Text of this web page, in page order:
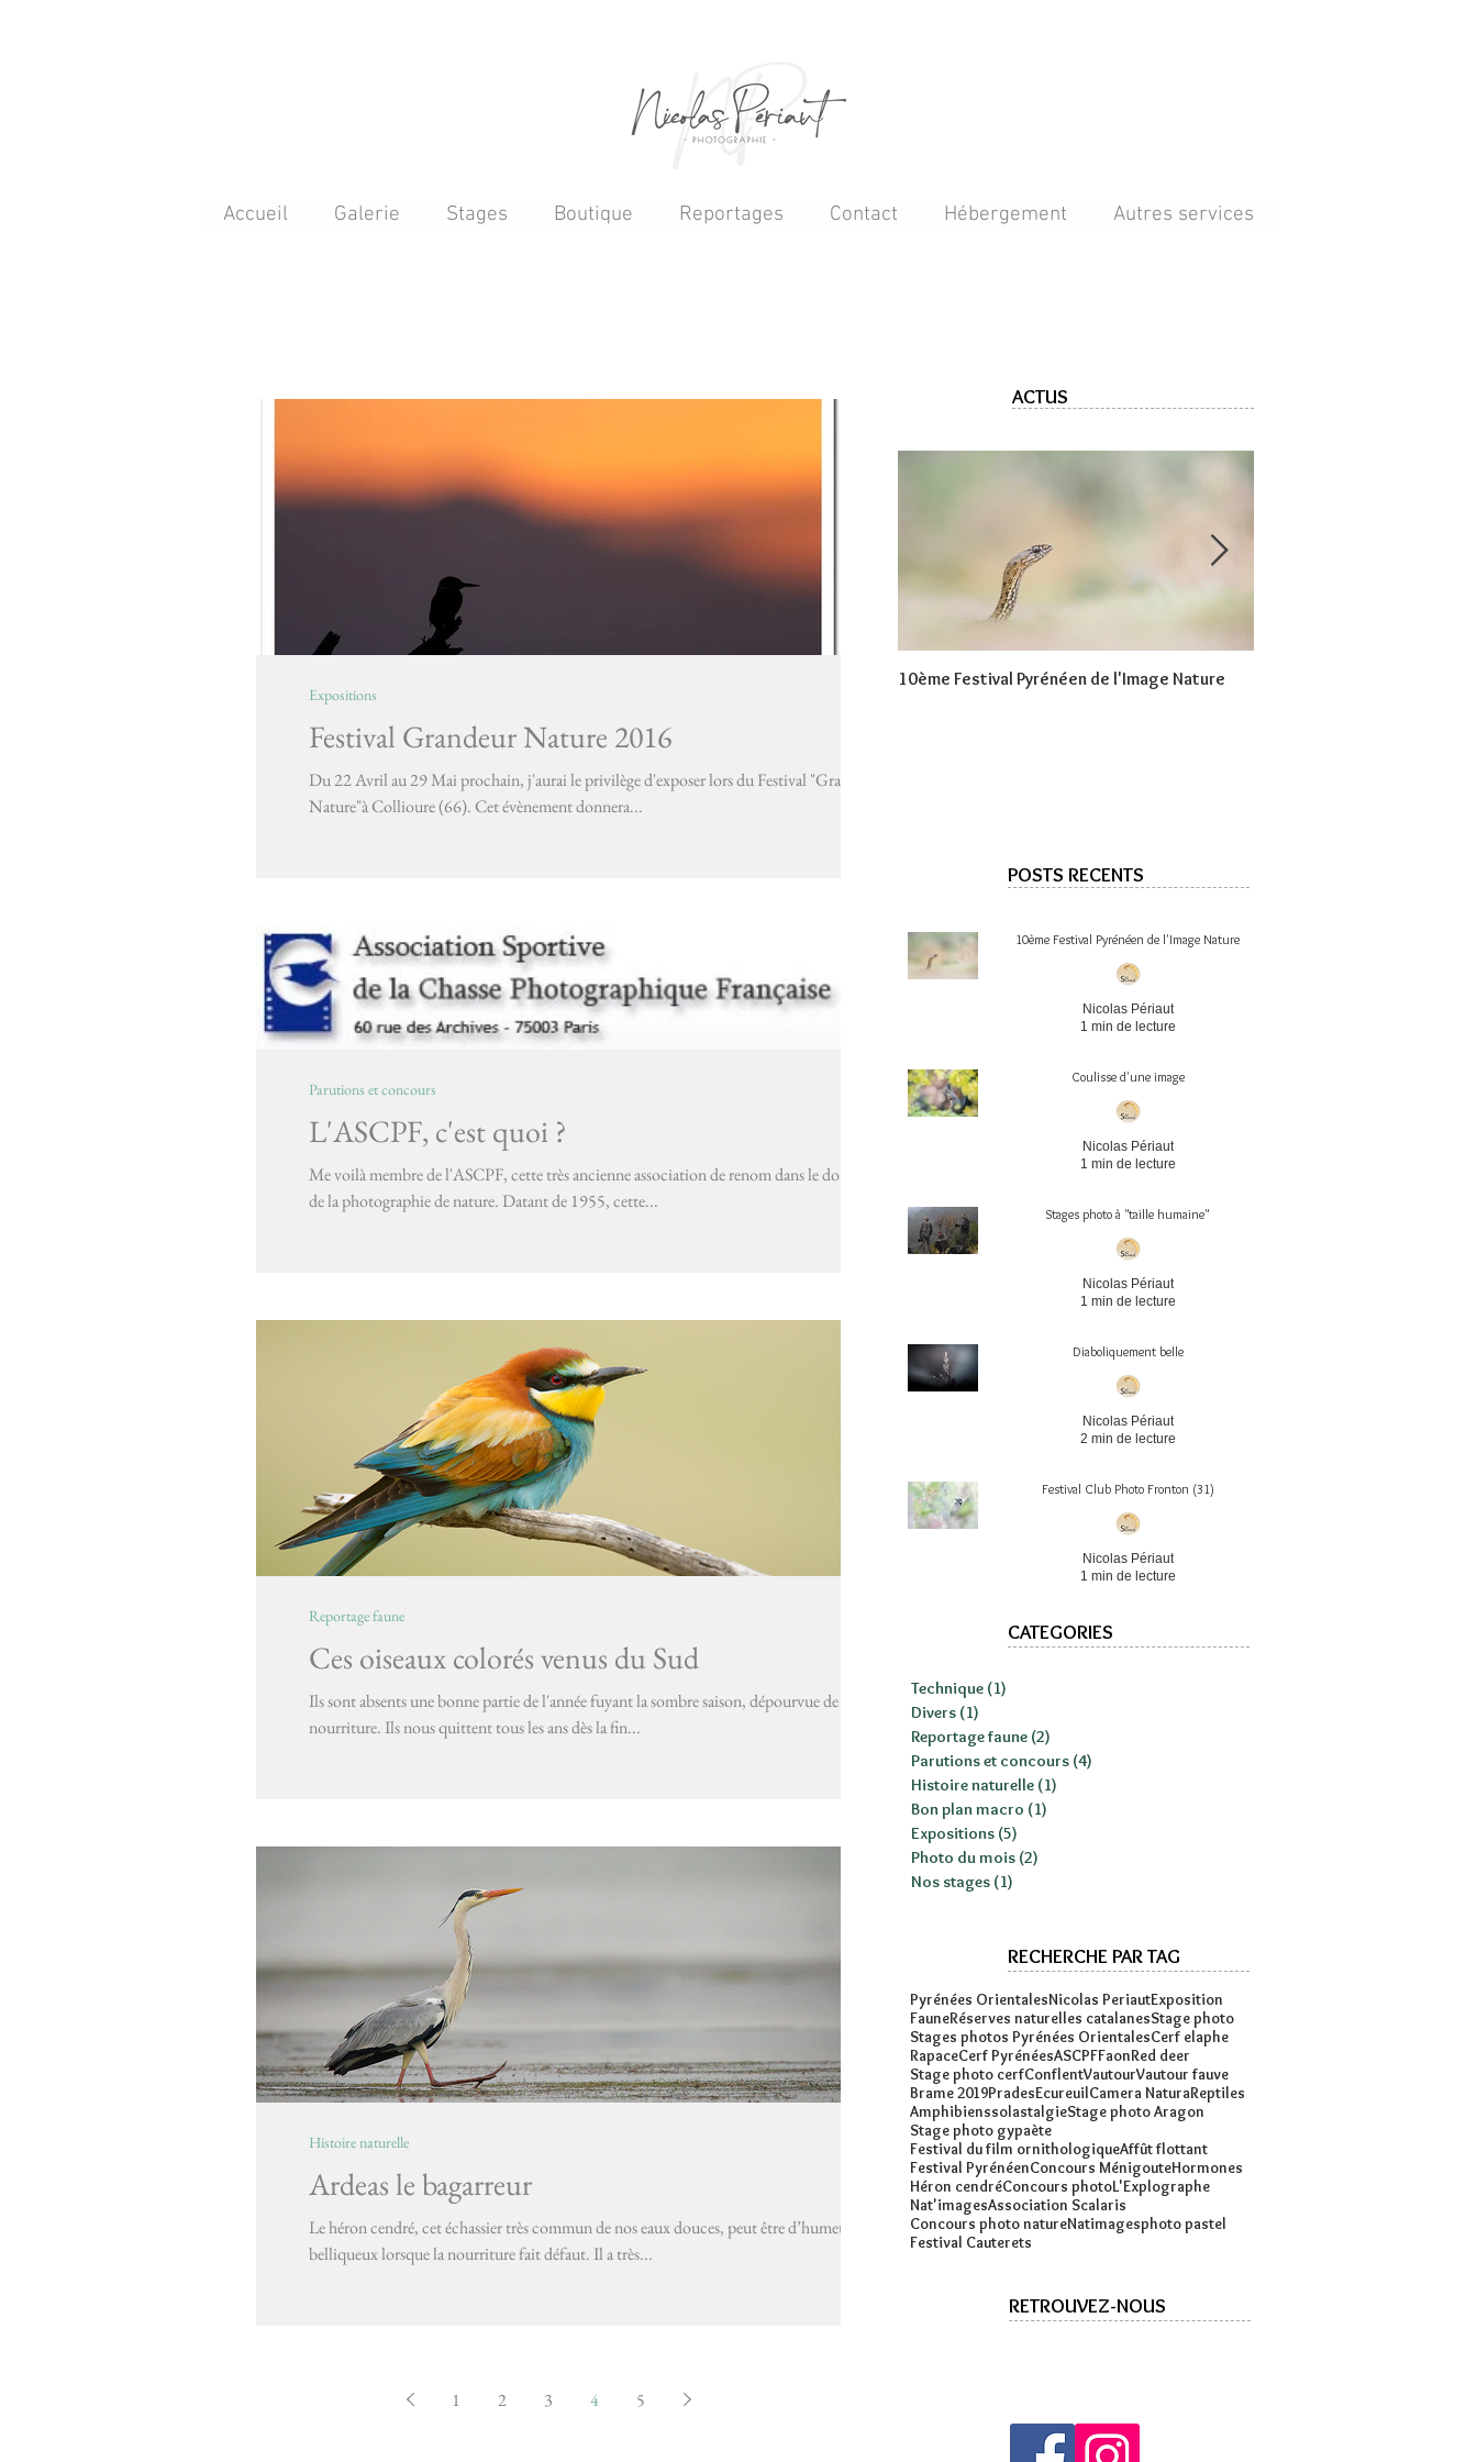
Accueil Galerie Stages Boutique Reportages Contact Hébergement Autres services
Festival Grandeur Nature 2016
Du 22 Avril au 29 Mai prochain, j'aurai le privilège d'exposer lors du Festival "Grandeur
Nature"à Collioure (66). Cet évènement donnera...
Expositions
L'ASCPF, c'est quoi ?
Me voilà membre de l'ASCPF, cette très ancienne association de renom dans le domaine
de la photographie de nature. Datant de 1955, cette...
Parutions et concours
Ces oiseaux colorés venus du Sud
Ils sont absents une bonne partie de l'année fuyant la sombre saison, dépourvue de
nourriture. Ils nous quittent tous les ans dès la fin...
Reportage faune
Ardeas le bagarreur
Le héron cendré, cet échassier très commun de nos eaux douces, peut être d’humeur
belliqueux lorsque la nourriture fait défaut. Il a très...
Histoire naturelle
1 2 3 4 5
ACTUS
10ème Festival Pyrénéen de l'Image Nature
POSTS RECENTS
10ème Festival Pyrénéen de l'Image Nature
Nicolas Périaut
1 min de lecture
Coulisse d'une image
Nicolas Périaut
1 min de lecture
Stages photo à "taille humaine"
Nicolas Périaut
1 min de lecture
Diaboliquement belle
Nicolas Périaut
2 min de lecture
Festival Club Photo Fronton (31)
Nicolas Périaut
1 min de lecture
CATEGORIES
Technique (1)
Divers (1)
Reportage faune (2)
Parutions et concours (4)
Histoire naturelle (1)
Bon plan macro (1)
Expositions (5)
Photo du mois (2)
Nos stages (1)
RECHERCHE PAR TAG
Pyrénées OrientalesNicolas PeriautExposition
FauneRéserves naturelles catalanesStage photo
Stages photos Pyrénées OrientalesCerf elaphe
RapaceCerf PyrénéesASCPFFaonRed deer
Stage photo cerfConflentVautourVautour fauve
Brame 2019PradesEcureuilCamera NaturaReptiles
AmphibienssolastalgieStage photo Aragon
Stage photo gypaète
Festival du film ornithologiqueAffût flottant
Festival PyrénéenConcours MénigouteHormones
Héron cendréConcours photoL'Explographe
Nat'imagesAssociation Scalaris
Concours photo natureNatimagesphoto pastel
Festival Cauterets
RETROUVEZ-NOUS